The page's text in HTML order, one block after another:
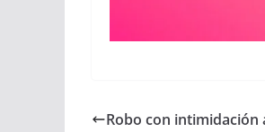
Robo con intimidación